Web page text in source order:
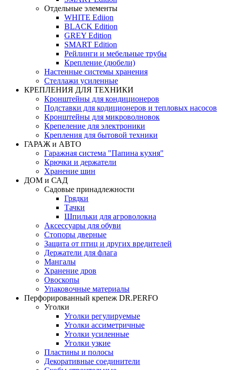
Отдельные элементы
WHITE Ediion
BLACK Edition
GREY Edition
SMART Edition
Рейлинги и мебельные трубы
Крепление (дюбели)
Настенные системы хранения
Стеллажи усиленные
КРЕПЛЕНИЯ ДЛЯ ТЕХНИКИ
Кронштейны для кондиционеров
Подставки для кодиционеров и тепловых насосов
Кронштейны для микроволновок
Крепеление для электроники
Крепления для бытовой техники
ГАРАЖ и АВТО
Гаражная система "Папина кухня"
Крючки и держатели
Хранение шин
ДОМ и САД
Садовые принадлежности
Грядки
Тачки
Шпильки для агроволокна
Аксессуары для обуви
Стопоры дверные
Защита от птиц и других вредителей
Держатели для флага
Мангалы
Хранение дров
Овоскопы
Упаковочные материалы
Перфорированный крепеж DR.PERFO
Уголки
Уголки регулируемые
Уголки ассиметричные
Уголки усиленные
Уголки узкие
Пластины и полосы
Декоративные соединители